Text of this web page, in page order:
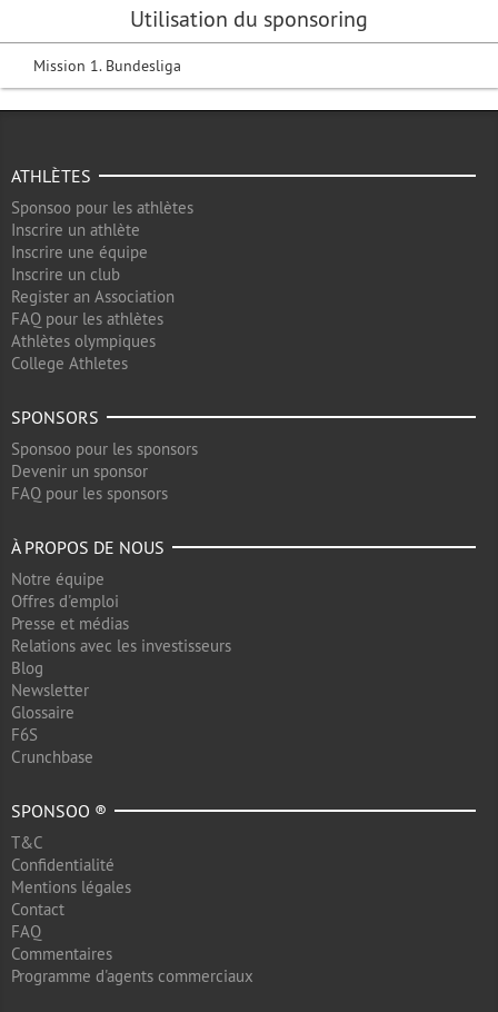
Utilisation du sponsoring
Mission 1. Bundesliga
ATHLÈTES
Sponsoo pour les athlètes
Inscrire un athlète
Inscrire une équipe
Inscrire un club
Register an Association
FAQ pour les athlètes
Athlètes olympiques
College Athletes
SPONSORS
Sponsoo pour les sponsors
Devenir un sponsor
FAQ pour les sponsors
À PROPOS DE NOUS
Notre équipe
Offres d'emploi
Presse et médias
Relations avec les investisseurs
Blog
Newsletter
Glossaire
F6S
Crunchbase
SPONSOO ®
T&C
Confidentialité
Mentions légales
Contact
FAQ
Commentaires
Programme d'agents commerciaux